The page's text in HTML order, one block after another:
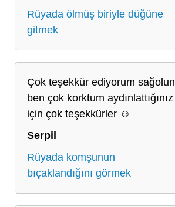
Rüyada ölmüş biriyle düğüne
gitmek
Çok teşekkür ediyorum sağolun
ben çok korktum aydınlattığınız
için çok teşekkürler ☺️
Serpil
Rüyada komşunun
bıçaklandığını görmek